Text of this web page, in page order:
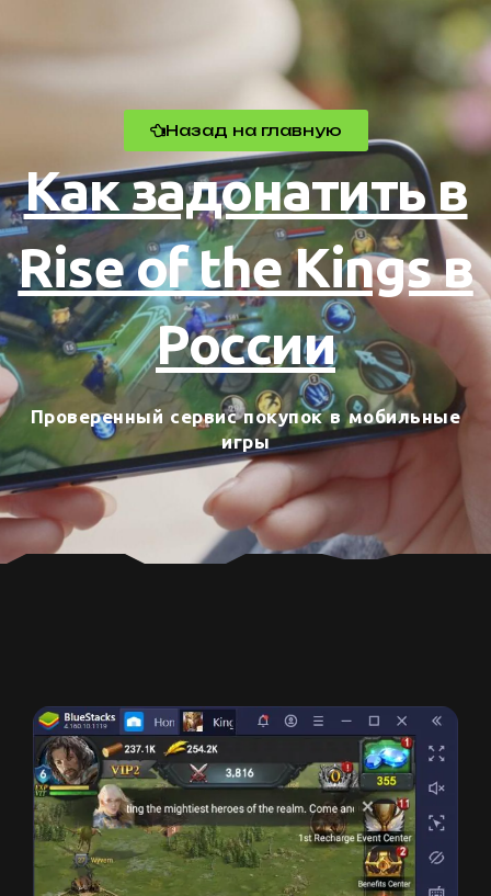
Назад на главную
Как задонатить в
Rise of the Kings в
России
Проверенный сервис покупок в мобильные
игры